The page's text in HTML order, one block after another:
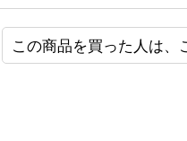
この商品を買った人は、